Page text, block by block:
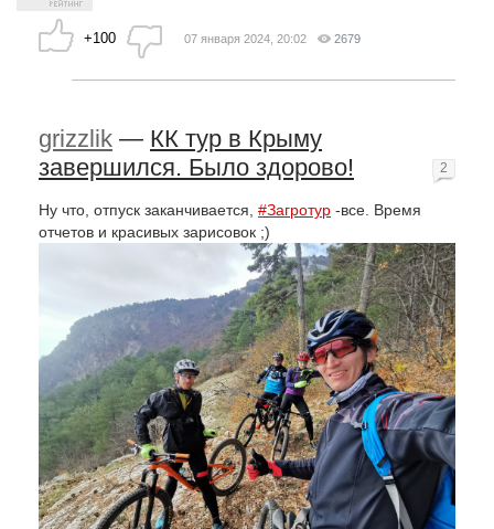
+100 07 января 2024, 20:02 2679
grizzlik — КК тур в Крыму
завершился. Было здорово!
Ну что, отпуск заканчивается, #Загротур -все. Время
отчетов и красивых зарисовок ;)
2